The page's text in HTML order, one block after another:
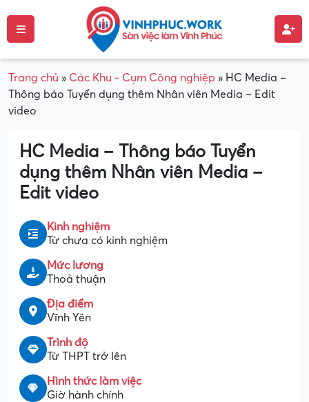
Trang chủ » Các Khu - Cụm Công nghiệp » HC Media –
Thông báo Tuyển dụng thêm Nhân viên Media – Edit
video
HC Media – Thông báo Tuyển
dụng thêm Nhân viên Media –
Edit video
Kinh nghiệm
Từ chưa có kinh nghiệm
Mức lương
Thoả thuận
Địa điểm
Vĩnh Yên
Trình độ
Từ THPT trở lên
Hình thức làm việc
Giờ hành chính